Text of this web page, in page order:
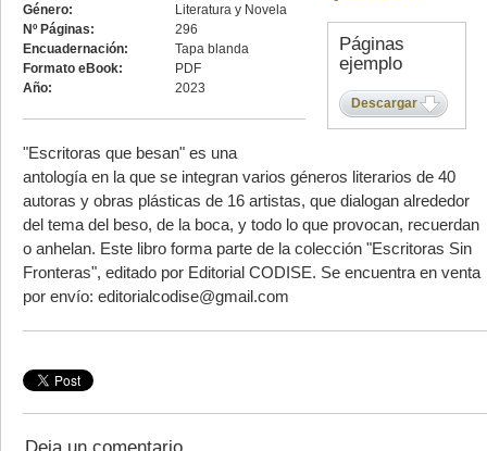
Páginas
ejemplo
Descargar
Género:
Literatura y Novela
Nº Páginas:
296
Encuadernación:
Tapa blanda
Formato eBook:
PDF
Año:
2023
"Escritoras que besan" es una
antología en la que se integran varios géneros literarios de 40
autoras y obras plásticas de 16 artistas, que dialogan alrededor
del tema del beso, de la boca, y todo lo que provocan, recuerdan
o anhelan. Este libro forma parte de la colección "Escritoras Sin
Fronteras", editado por Editorial CODISE. Se encuentra en venta
por envío: editorialcodise@gmail.com